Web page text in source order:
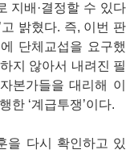
지배·결정할 수 있다
밝혔다. 즉, 이번 판
단체교섭을 요구했
지 않아서 내려진 필
본가들을 대리해 이
한 ‘계급투쟁’이다.
을 다시 확인하고 있